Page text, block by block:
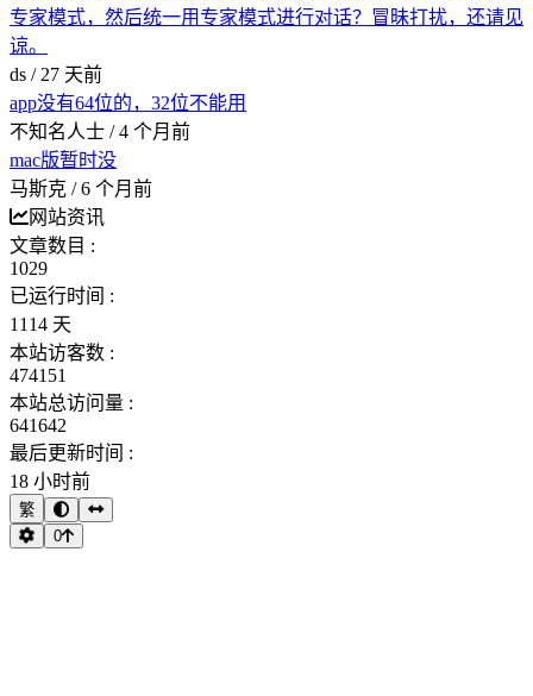
专家模式，然后统一用专家模式进行对话？冒昧打扰，还请见
谅。
ds / 27 天前
app没有64位的，32位不能用
不知名人士 /4 个月前
mac版暂时没
马斯克 /6 个月前
网站资讯
文章数目 :
1029
已运行时间 :
1114 天
本站访客数 :
474151
本站总访问量 :
641642
最后更新时间 :
18 小时前
繁
0